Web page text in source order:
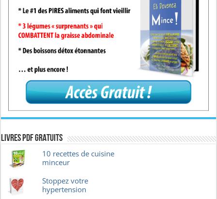
Livres pdf GRATUITS
10 recettes de cuisine
minceur
Stoppez votre
hypertension